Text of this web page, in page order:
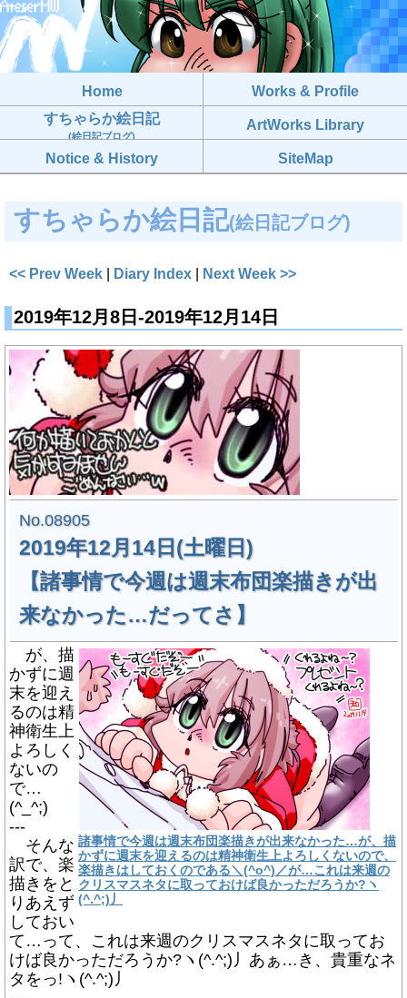
Home
Works & Profile
すちゃらか絵日記
(絵日記ブログ)
ArtWorks Library
Notice & History SiteMap
すちゃらか絵日記(絵日記ブログ)
<< Prev Week | Diary Index | Next Week >>
2019年12月8日-2019年12月14日
No.08905
2019年12月14日(土曜日)
【諸事情で今週は週末布団楽描きが出
来なかった…だってさ】
諸事情で今週は週末布団楽描きが出来なかった…が、描
かずに週末を迎えるのは精神衛生上よろしくないので、
楽描きはしておくのである＼(^o^)／が…これは来週の
クリスマスネタに取っておけば良かっただろうか?ヽ
(^.^;)丿
が、描
かずに週
末を迎え
るのは精
神衛生上
よろしく
ないの
で…
(^_^;)
---
そんな
訳で、楽
描きをと
りあえず
しておい
て…って、これは来週のクリスマスネタに取ってお
けば良かっただろうか?ヽ(^.^;)丿あぁ…き、貴重なネ
タをっ!ヽ(^.^;)丿